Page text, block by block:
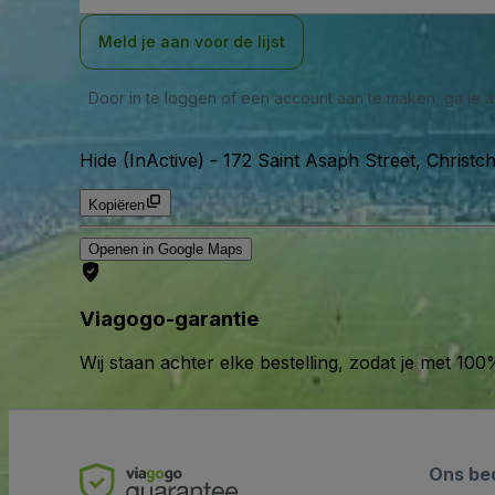
Meld je aan voor de lijst
Door in te loggen of een account aan te maken, ga je
Hide (InActive) - 172 Saint Asaph Street,
Kopiëren
Openen in Google Maps
Viagogo-garantie
Wij staan achter elke bestelling, zodat je met
Ons